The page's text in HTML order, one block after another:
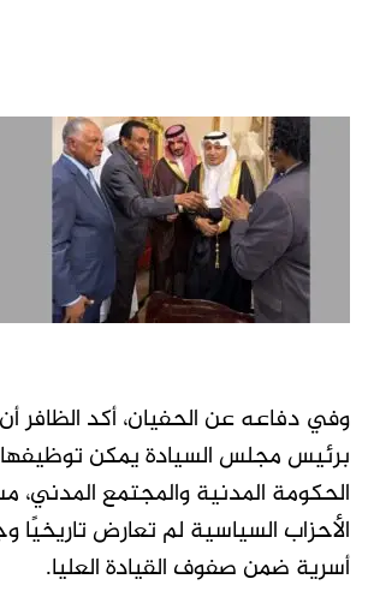
وفي دفاعه عن الحفيان، أكد الظافر
برئيس مجلس السيادة يمكن
الحكومة المدنية والمجتمع المدني،
الأحزاب السياسية لم تعارض تاريخيًا
أسرية ضمن صفوف القيادة العليا.